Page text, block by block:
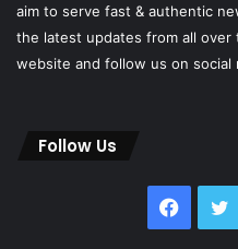
aim to serve fast & authentic
the latest updates from all over
website and follow us on social
Follow Us